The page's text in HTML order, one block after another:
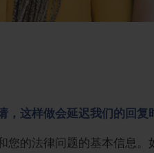
这样做会延迟我们的回复
的法律问题的基本信息